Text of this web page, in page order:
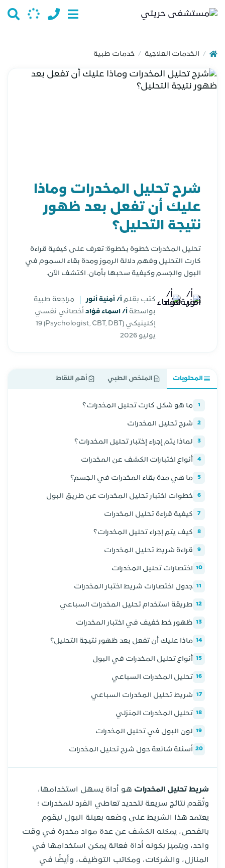
/ الخدمات العلاجية / خدمات طبية
شرح تحليل المخدرات وماذا
عليك أن تفعل بعد ظهور
نتيجة التحليل؟
تحليل المخدرات خطوة بخطوة: تعرف على كيفية قراءة
كارت التحليل وفهم دلالة الرموز ومدة بقاء السموم في
البول والجسم وكيفية سحبها بأمان. اكتشف الآن.
كتب بقلم أ/ أمنية أنور
مراجعة طبية
بواسطة
أ/ اسماء فؤاد أخصائي نفسي
إكلينيكي (Psychologist, CBT, DBT)
19
يوليو 2026
المحتويات الملخص الطبي أهم النقاط
1 ما هو شكل كارت تحليل المخدرات؟
2 شرح تحليل المخدرات
3 لماذا يتم إجراء إختبار تحليل المخدرات؟
4 أنواع اختبارات الكشف عن المخدرات
5 ما هي مدة بقاء المخدرات في الجسم؟
6 خطوات اختبار تحليل المخدرات عن طريق البول
7 كيفية قراءة تحليل المخدرات
8 كيف يتم إجراء تحليل المخدرات؟
9 قراءة شريط تحليل المخدرات
10 اختصارات تحليل المخدرات
11 جدول اختصارات شريط اختبار المخدرات
12 طريقة استخدام تحليل المخدرات السباعي
13 ظهور خط خفيف في اختبار المخدرات
14 ماذا عليك أن تفعل بعد ظهور نتيجة التحليل؟
15 أنواع تحليل المخدرات في البول
16 تحليل المخدرات السباعي
17 شريط تحليل المخدرات السباعي
18 تحليل المخدرات المنزلي
19 لون البول في تحليل المخدرات
20 أسئلة شائعة حول شرح تحليل المخدرات
شريط تحليل المخدرات هو أداة يسهل استخدامها،
وتُقدم نتائج سريعة لتحديد تعاطي الفرد للمخدرات ؛
يعتمد هذا الشريط على وضعه بعينة البول ليقوم
بالفحص، يمكنه الكشف عن عدة مواد مخدرة في وقت
واحد، ويتميز بكونه أداة فعالة يمكن استخدامها في
المنازل، والشركات، ومكاتب التوظيف، وأيضًا في